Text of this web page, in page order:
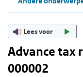
Lees voor
Advance tax
000002